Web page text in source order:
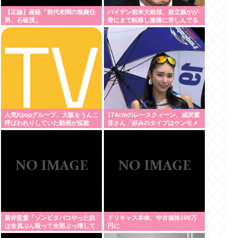
【正論】産経「前代未聞の無責任
男、石破茂」
バイデン前米大統領、前立腺がが
骨にまで転移し激痛に苦しんでる
もよう
人気Kpopグループ、大阪をうんこ
呼ばわれりしていた動画が拡散
www
174cmのレースクィーン、成沢紫
音さん「好みのタイプはケンモメ
ン」
新井監督「ゾンビタバコやった奴
は全員ぶん殴って全部ぶっ壊して
から辞めたい」
ドリキャス本体、中古価格100万
円に